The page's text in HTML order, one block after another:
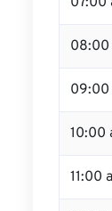
08:00
09:00
10:00
11:00